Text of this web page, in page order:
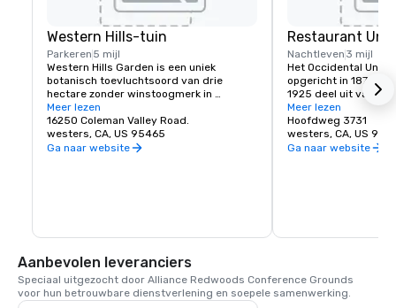
Western Hills-tuin
Parkeren 5 mijl
Western Hills Garden is een uniek
botanisch toevluchtsoord van drie
hectare zonder winstoogmerk in
Occidental, Californië, dat zorgt voor een
zintuiglijke explosie van texturen, kleuren,
vormen en geluiden. Het is een prachtig
voorbeeld van gecultiveerde
Meer lezen
16250 Coleman Valley Road.
westers, CA, US 95465
Ga naar website
Restaurant
Nachtleven 3 mijl
Het Occidental
opgericht in 1879.
1925 deel uit van de
Het historische
café, salon,
Ballroom. Het café
om 06.00 uur en
staat bekend om het
samenkomen in
Meer lezen
Hoofdweg 3731
westers, CA, US
Ga naar website
Aanbevolen leveranciers
Speciaal uitgezocht door Alliance Redwoods Conference Grounds
voor hun betrouwbare dienstverlening en soepele samenwerking.